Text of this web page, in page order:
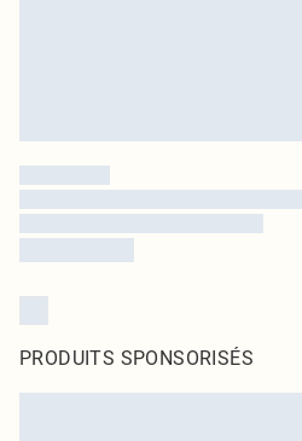
PRODUITS SPONSORISÉS